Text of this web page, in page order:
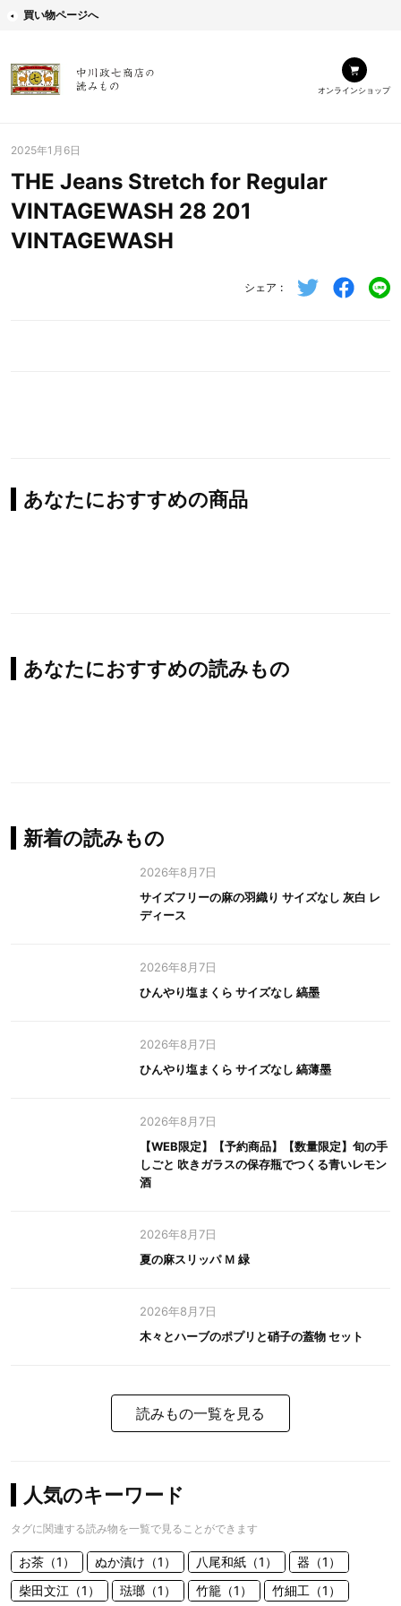
買い物ページへ
オンラインショップ
2025年1月6日
THE Jeans Stretch for Regular
VINTAGEWASH 28 201
VINTAGEWASH
シェア
あなたにおすすめの商品
あなたにおすすめの読みもの
新着の読みもの
2026年8月7日
サイズフリーの麻の羽織り サイズなし 灰白 レ
ディース
2026年8月7日
ひんやり塩まくら サイズなし 縞墨
2026年8月7日
ひんやり塩まくら サイズなし 縞薄墨
2026年8月7日
【WEB限定】【予約商品】【数量限定】旬の手
しごと 吹きガラスの保存瓶でつくる青いレモン
酒
2026年8月7日
夏の麻スリッパ Ｍ 緑
2026年8月7日
木々とハーブのポプリと硝子の蓋物 セット
読みもの一覧を見る
人気のキーワード
タグに関連する読み物を一覧で見ることができます
お茶（1） ぬか漬け（1） 八尾和紙（1）
器（1）
柴田文江（1）
琺瑯（1） 竹籠（1） 竹細工（1）